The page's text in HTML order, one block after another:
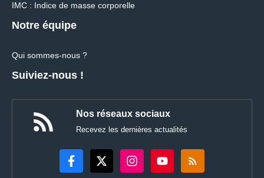
IMC : Indice de masse corporelle
Notre équipe
Qui sommes-nous ?
Suiviez-nous !
Nos réseaux sociaux
Recevez les dernières actualités